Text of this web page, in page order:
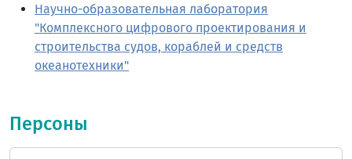
Научно-образовательная лаборатория
"Комплексного цифрового проектирования и
строительства судов, кораблей и средств
океанотехники"
Персоны